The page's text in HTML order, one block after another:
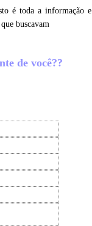
é toda a informação e
buscavam
de você??